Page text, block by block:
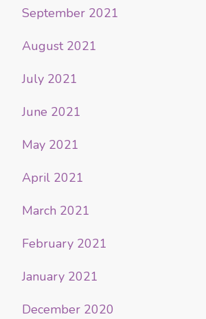
September 2021
August 2021
July 2021
June 2021
May 2021
April 2021
March 2021
February 2021
January 2021
December 2020